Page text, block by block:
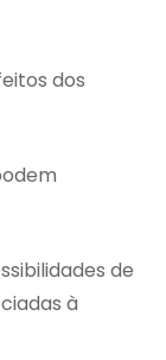
dos
de
à